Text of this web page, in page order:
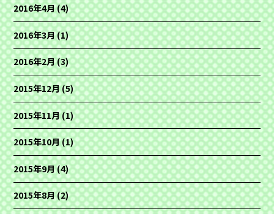
2016年4月(4)
2016年3月(1)
2016年2月(3)
2015年12月(5)
2015年11月(1)
2015年10月(1)
2015年9月(4)
2015年8月(2)